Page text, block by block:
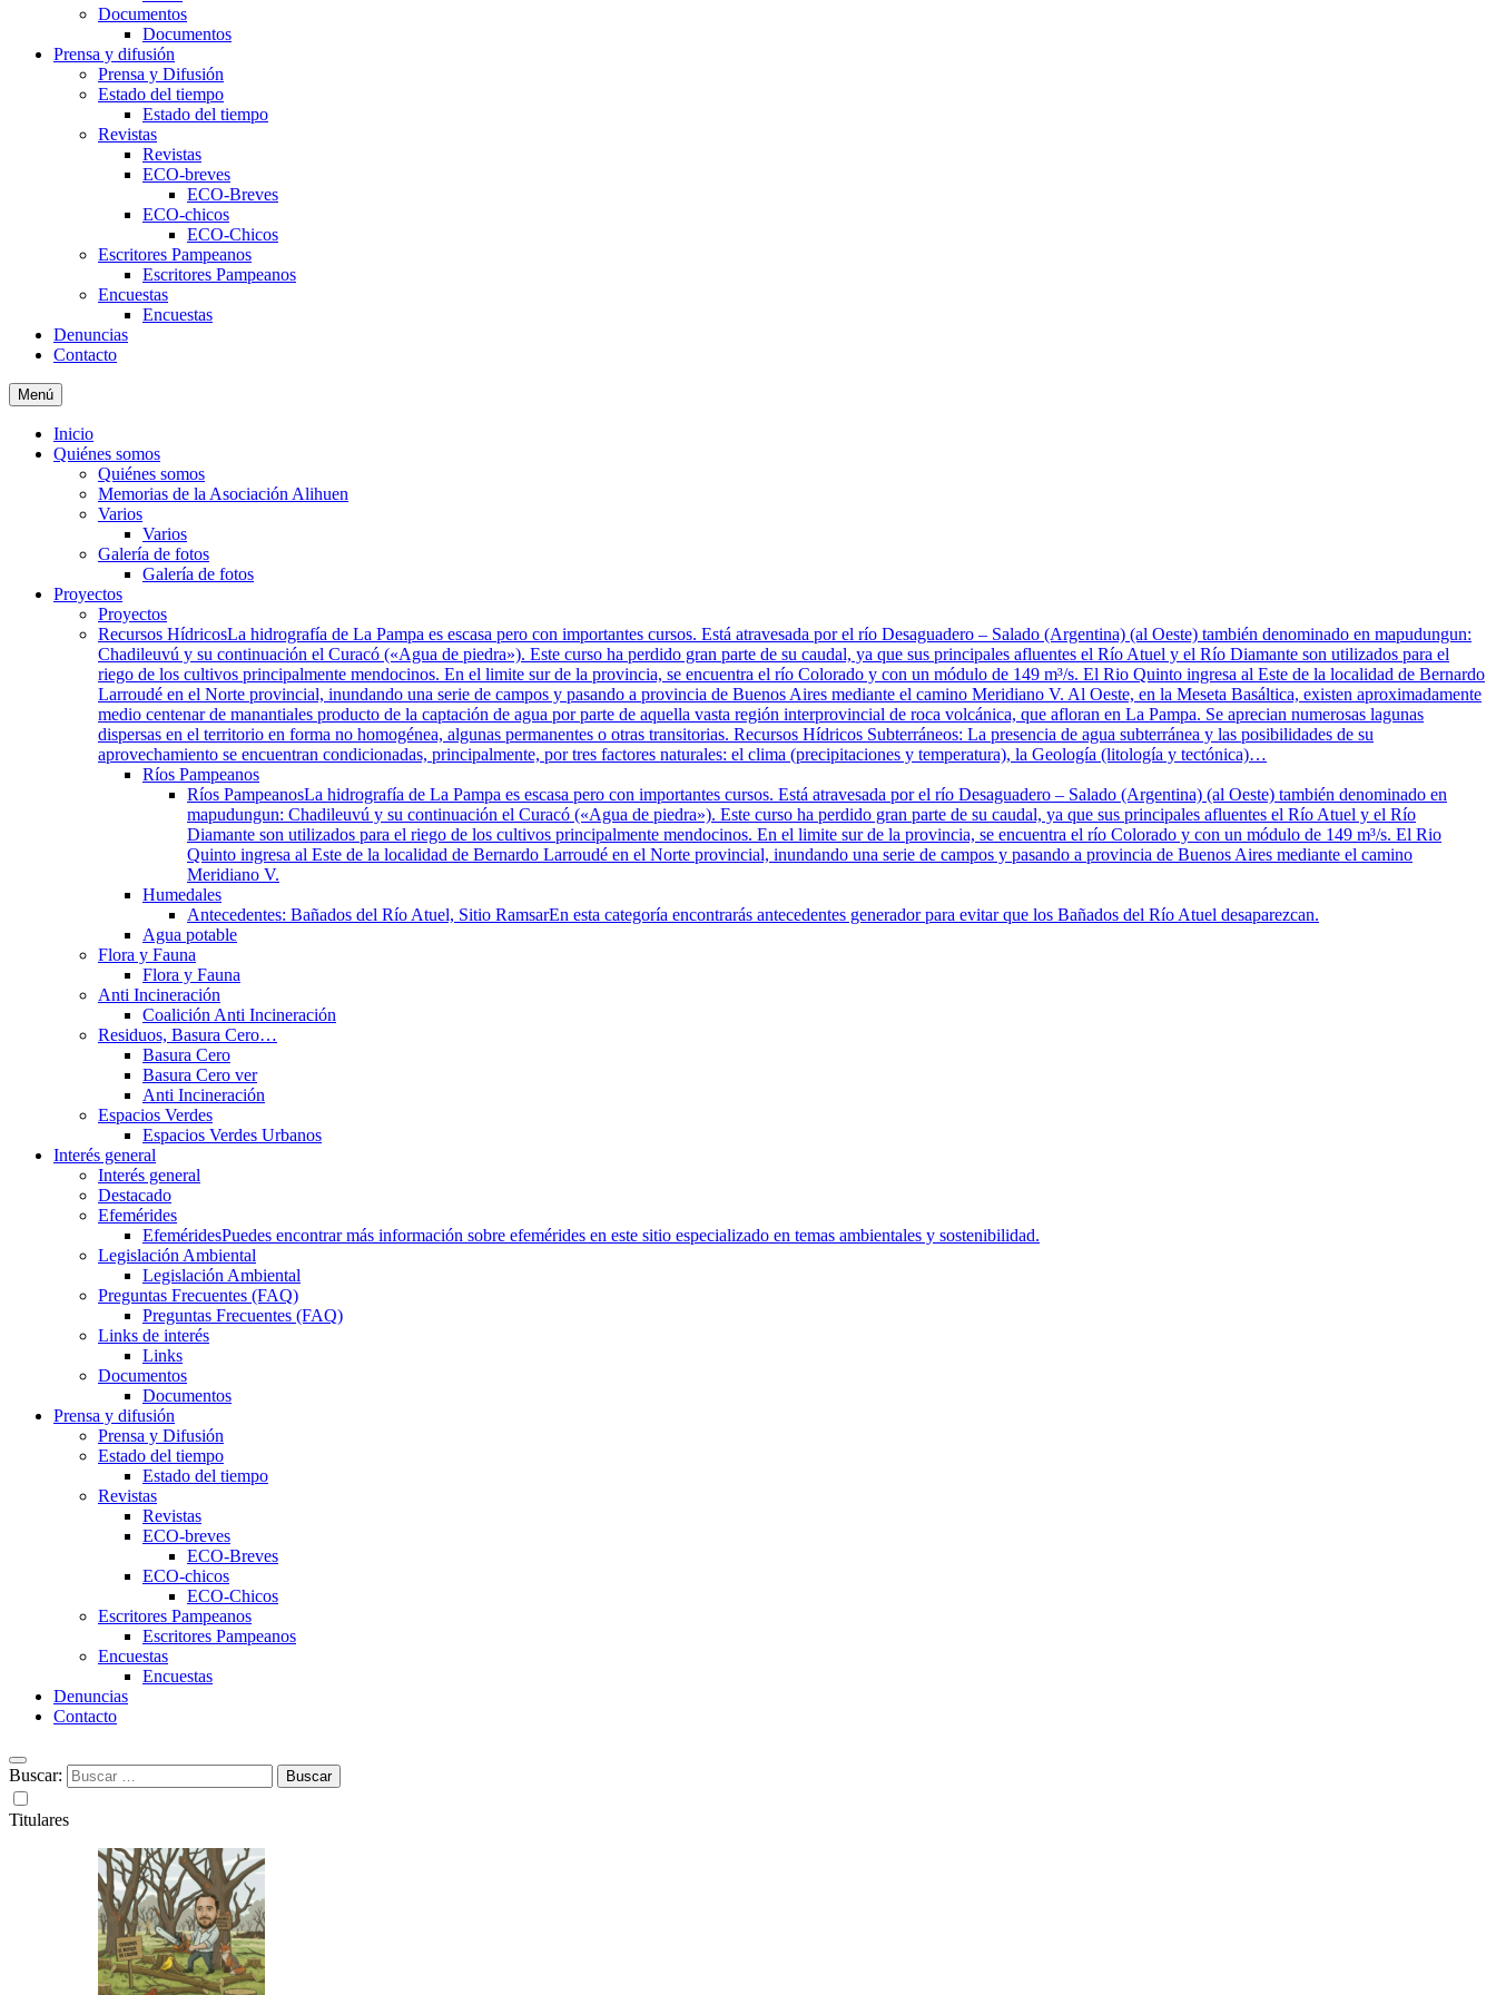
Documentos
Documentos
Prensa y difusión
Prensa y Difusión
Estado del tiempo
Estado del tiempo
Revistas
Revistas
ECO-breves
ECO-Breves
ECO-chicos
ECO-Chicos
Escritores Pampeanos
Escritores Pampeanos
Encuestas
Encuestas
Denuncias
Contacto
Menú
Inicio
Quiénes somos
Quiénes somos
Memorias de la Asociación Alihuen
Varios
Varios
Galería de fotos
Galería de fotos
Proyectos
Proyectos
Recursos HídricosLa hidrografía de La Pampa es escasa pero con importantes cursos. Está atravesada por el río Desaguadero – Salado (Argentina) (al Oeste) también denominado en mapudungun:
Chadileuvú y su continuación el Curacó («Agua de piedra»). Este curso ha perdido gran parte de su caudal, ya que sus principales afluentes el Río Atuel y el Río Diamante son utilizados para el
riego de los cultivos principalmente mendocinos. En el limite sur de la provincia, se encuentra el río Colorado y con un módulo de 149 m³/s. El Rio Quinto ingresa al Este de la localidad de Bernardo
Larroudé en el Norte provincial, inundando una serie de campos y pasando a provincia de Buenos Aires mediante el camino Meridiano V. Al Oeste, en la Meseta Basáltica, existen aproximadamente
medio centenar de manantiales producto de la captación de agua por parte de aquella vasta región interprovincial de roca volcánica, que afloran en La Pampa. Se aprecian numerosas lagunas
dispersas en el territorio en forma no homogénea, algunas permanentes o otras transitorias. Recursos Hídricos Subterráneos: La presencia de agua subterránea y las posibilidades de su
aprovechamiento se encuentran condicionadas, principalmente, por tres factores naturales: el clima (precipitaciones y temperatura), la Geología (litología y tectónica)…
Ríos Pampeanos
Ríos PampeanosLa hidrografía de La Pampa es escasa pero con importantes cursos. Está atravesada por el río Desaguadero – Salado (Argentina) (al Oeste) también denominado en
mapudungun: Chadileuvú y su continuación el Curacó («Agua de piedra»). Este curso ha perdido gran parte de su caudal, ya que sus principales afluentes el Río Atuel y el Río
Diamante son utilizados para el riego de los cultivos principalmente mendocinos. En el limite sur de la provincia, se encuentra el río Colorado y con un módulo de 149 m³/s. El Rio
Quinto ingresa al Este de la localidad de Bernardo Larroudé en el Norte provincial, inundando una serie de campos y pasando a provincia de Buenos Aires mediante el camino
Meridiano V.
Humedales
Antecedentes: Bañados del Río Atuel, Sitio RamsarEn esta categoría encontrarás antecedentes generador para evitar que los Bañados del Río Atuel desaparezcan.
Agua potable
Flora y Fauna
Flora y Fauna
Anti Incineración
Coalición Anti Incineración
Residuos, Basura Cero…
Basura Cero
Basura Cero ver
Anti Incineración
Espacios Verdes
Espacios Verdes Urbanos
Interés general
Interés general
Destacado
Efemérides
EfeméridesPuedes encontrar más información sobre efemérides en este sitio especializado en temas ambientales y sostenibilidad.
Legislación Ambiental
Legislación Ambiental
Preguntas Frecuentes (FAQ)
Preguntas Frecuentes (FAQ)
Links de interés
Links
Documentos
Documentos
Prensa y difusión
Prensa y Difusión
Estado del tiempo
Estado del tiempo
Revistas
Revistas
ECO-breves
ECO-Breves
ECO-chicos
ECO-Chicos
Escritores Pampeanos
Escritores Pampeanos
Encuestas
Encuestas
Denuncias
Contacto
Buscar:
Titulares